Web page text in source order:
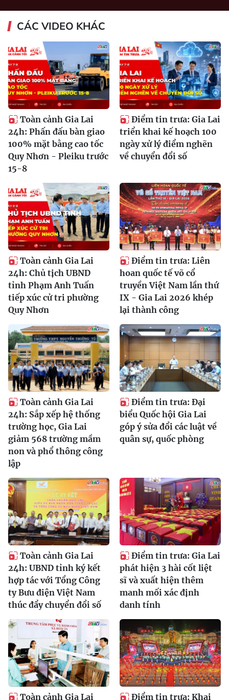
CÁC VIDEO KHÁC
Toàn cảnh Gia Lai
24h: Phấn đấu bàn giao
100% mặt bằng cao tốc
Quy Nhơn - Pleiku trước
15-8
Điểm tin trưa: Gia Lai
triển khai kế hoạch 100
ngày xử lý điểm nghẽn
về chuyển đổi số
Toàn cảnh Gia Lai
24h: Chủ tịch UBND
tỉnh Phạm Anh Tuấn
tiếp xúc cử tri phường
Quy Nhơn
Điểm tin trưa: Liên
hoan quốc tế võ cổ
truyền Việt Nam lần thứ
IX - Gia Lai 2026 khép
lại thành công
Toàn cảnh Gia Lai
24h: Sắp xếp hệ thống
trường học, Gia Lai
giảm 568 trường mầm
non và phổ thông công
lập
Điểm tin trưa: Đại
biểu Quốc hội Gia Lai
góp ý sửa đổi các luật về
quân sự, quốc phòng
Toàn cảnh Gia Lai
24h: UBND tỉnh ký kết
hợp tác với Tổng Công
ty Bưu điện Việt Nam
thúc đẩy chuyển đổi số
Điểm tin trưa: Gia Lai
phát hiện 3 hài cốt liệt
sĩ và xuất hiện thêm
manh mối xác định
danh tính
Toàn cảnh Gia Lai Điểm tin trưa: Khai